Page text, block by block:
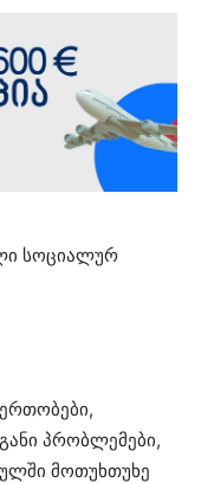
სოციალურ
პრობლემები,
მოთუხთუხე